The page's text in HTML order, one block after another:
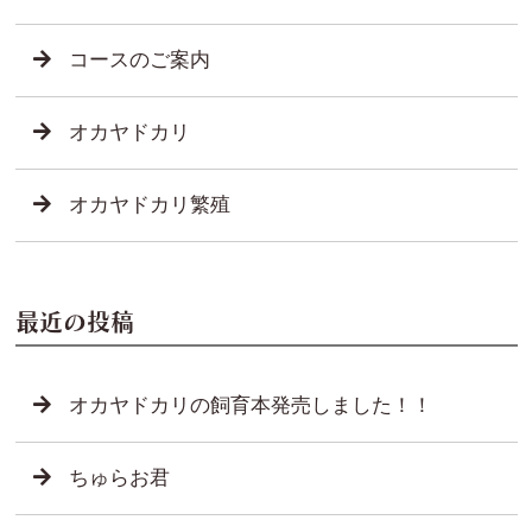
コースのご案内
オカヤドカリ
オカヤドカリ繁殖
最近の投稿
オカヤドカリの飼育本発売しました！！
ちゅらお君